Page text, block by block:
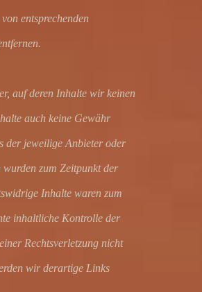
entsprechenden
auf deren Inhalte wir keinen
auch keine Gewähr
der jeweilige Anbieter oder
zum Zeitpunkt der
Inhalte waren zum
inhaltliche Kontrolle der
Rechtsverletzung nicht
wir derartige Links